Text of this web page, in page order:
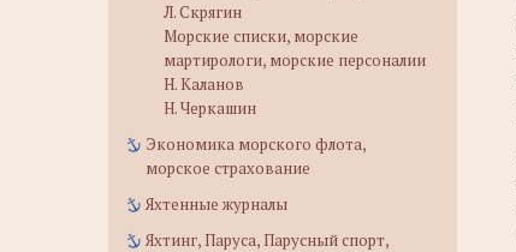
Л. Скрягин
Морские списки, морские
мартирологи, морские персоналии
Н. Каланов
Н. Черкашин
Экономика морского флота,
морское страхование
Яхтенные журналы
Яхтинг, Паруса, Парусный спорт,